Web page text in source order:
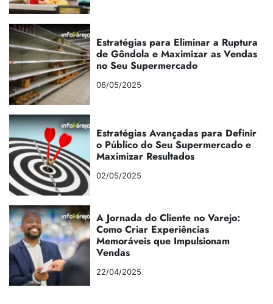
Estratégias para Eliminar a Ruptura
de Gôndola e Maximizar as Vendas
no Seu Supermercado
06/05/2025
Estratégias Avançadas para Definir
o Público do Seu Supermercado e
Maximizar Resultados
02/05/2025
A Jornada do Cliente no Varejo:
Como Criar Experiências
Memoráveis que Impulsionam
Vendas
22/04/2025